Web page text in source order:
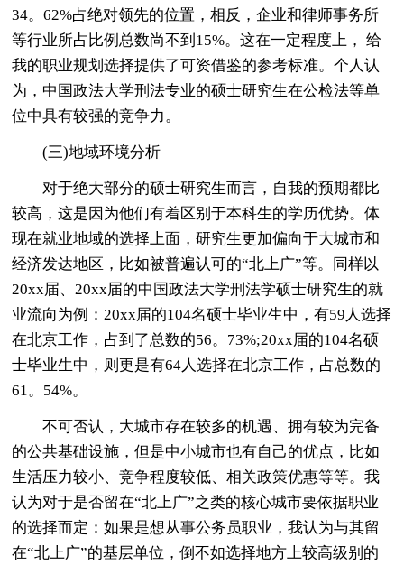
34。62%占绝对领先的位置，相反，企业和律师事务所
等行业所占比例总数尚不到15%。这在一定程度上， 给
我的职业规划选择提供了可资借鉴的参考标准。个人认
为，中国政法大学刑法专业的硕士研究生在公检法等单
位中具有较强的竞争力。
(三)地域环境分析
对于绝大部分的硕士研究生而言，自我的预期都比
较高，这是因为他们有着区别于本科生的学历优势。体
现在就业地域的选择上面，研究生更加偏向于大城市和
经济发达地区，比如被普遍认可的“北上广”等。同样以
20xx届、20xx届的中国政法大学刑法学硕士研究生的就
业流向为例：20xx届的104名硕士毕业生中，有59人选择
在北京工作，占到了总数的56。73%;20xx届的104名硕
士毕业生中，则更是有64人选择在北京工作，占总数的
61。54%。
不可否认，大城市存在较多的机遇、拥有较为完备
的公共基础设施，但是中小城市也有自己的优点，比如
生活压力较小、竞争程度较低、相关政策优惠等等。我
认为对于是否留在“北上广”之类的核心城市要依据职业
的选择而定：如果是想从事公务员职业，我认为与其留
在“北上广”的基层单位，倒不如选择地方上较高级别的